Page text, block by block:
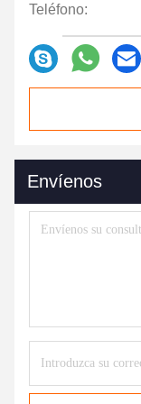
Teléfono:
Envíenos